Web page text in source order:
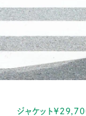
ジャケット